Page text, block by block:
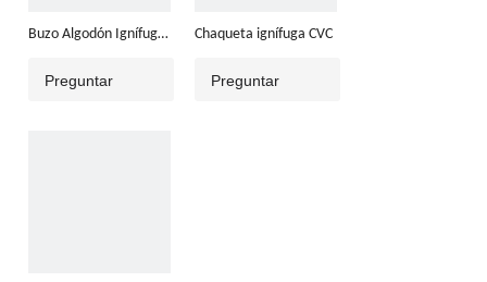
Buzo Algodón Ignífugo
Preguntar
Chaqueta ignífuga CVC
Preguntar